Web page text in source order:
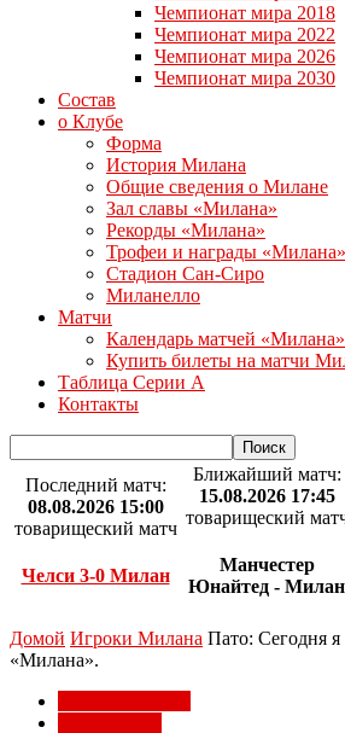
Чемпионат мира 2018
Чемпионат мира 2022
Чемпионат мира 2026
Чемпионат мира 2030
Состав
о Клубе
Форма
История Милана
Общие сведения о Милане
Зал славы «Милана»
Рекорды «Милана»
Трофеи и награды «Милана»
Стадион Сан-Сиро
Миланелло
Матчи
Календарь матчей
Купить билеты на матчи
Таблица Серии А
Контакты
Последний матч:
08.08.2026 15:00
товарищеский матч
Челси 3-0 Милан
Ближайший матч:
15.08.2026 17:45
товарищеский
Манчестер
Юнайтед - Милан
Домой Игроки Милана Пато: Сегодня
«Милана».